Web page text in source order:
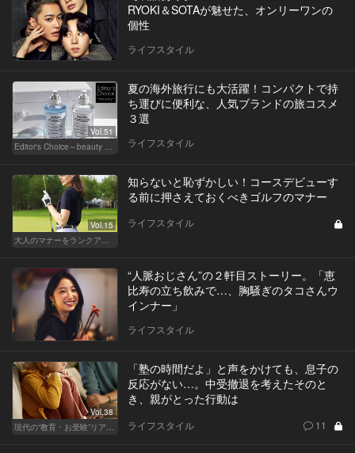
RYOKI＆SOTAが魅せた、オンリーワンの
個性
ライフスタイル
Vol.51
Editor's Choice～beauty & wellness～
夏の海外旅行にも大活躍！コンパクトで持
ち運びに便利な、人気ブランドの旅コスメ
３選
ライフスタイル
Vol.15
大人のマナーをランクアップせよ
知らないと恥ずかしい！コースデビューす
る前に押さえておくべきゴルフのマナー
ライフスタイル
“人脈おじさん”の２軒目ストーリー。「恵
比寿の立ち飲みで…、胸騒ぎのタコさんウ
インナー」
ライフスタイル
Vol.38
現代の“教育・お受験”リアルドキュメント
「塾の時間だよ」と声をかけても、息子の
反応がない…。中受撤退を考えたそのと
き、親がとった行動は
ライフスタイル 11